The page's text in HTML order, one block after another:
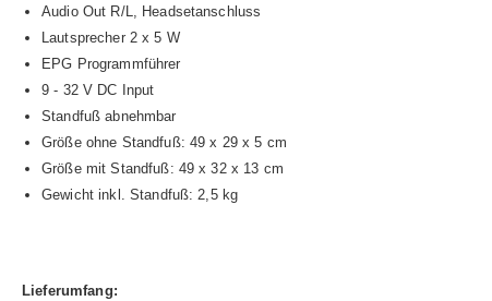
Audio Out R/L, Headsetanschluss
Lautsprecher 2 x 5 W
EPG Programmführer
9 - 32 V DC Input
Standfuß abnehmbar
Größe ohne Standfuß: 49 x 29 x 5 cm
Größe mit Standfuß: 49 x 32 x 13 cm
Gewicht inkl. Standfuß: 2,5 kg
Lieferumfang: